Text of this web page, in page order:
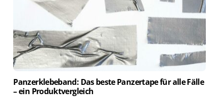
Panzerklebeband: Das beste Panzertape für alle Fälle
– ein Produktvergleich